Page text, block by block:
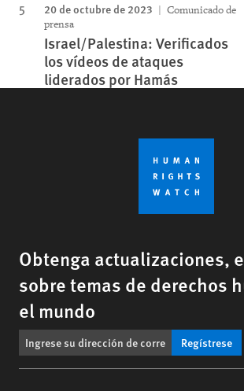
20 de octubre de 2023
Comunicado de
prensa
Israel/Palestina: Verificados
los vídeos de ataques
liderados por Hamás
Obtenga actualizaciones,
sobre temas de derechos
el mundo
Regístrese